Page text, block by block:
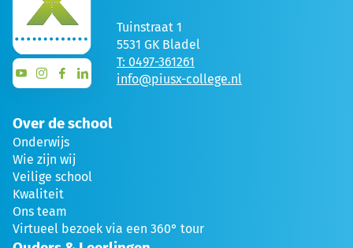
Tuinstraat 1
5531 GK Bladel
T: 0497-361261
info@piusx-college.nl
Over de school
Onderwijs
Wie zijn wij
Veilige school
Kwaliteit
Ons team
Virtueel bezoek via een 360° tour